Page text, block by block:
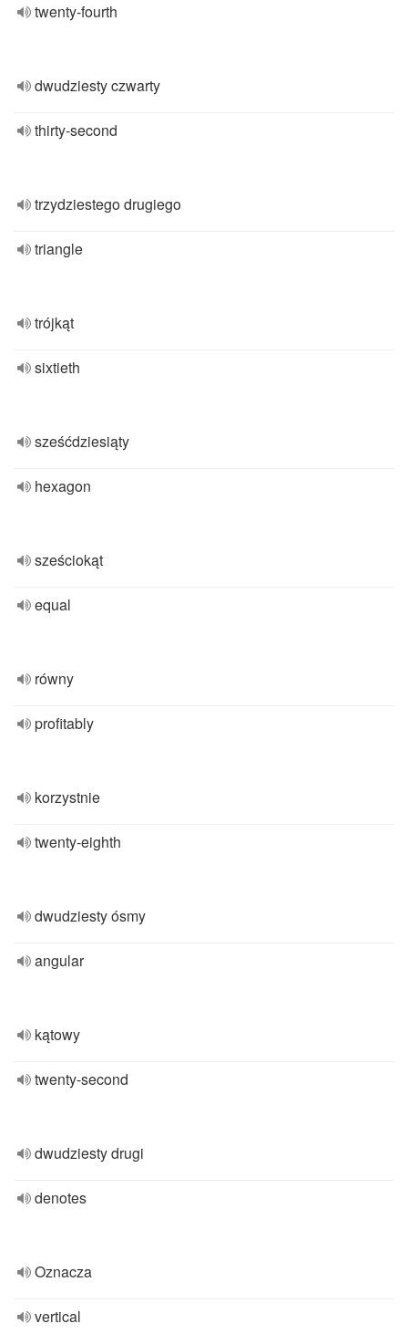
twenty-fourth
dwudziesty czwarty
thirty-second
trzydziestego drugiego
triangle
trójkąt
sixtieth
sześćdziesiąty
hexagon
sześciokąt
equal
równy
profitably
korzystnie
twenty-eighth
dwudziesty ósmy
angular
kątowy
twenty-second
dwudziesty drugi
denotes
Oznacza
vertical